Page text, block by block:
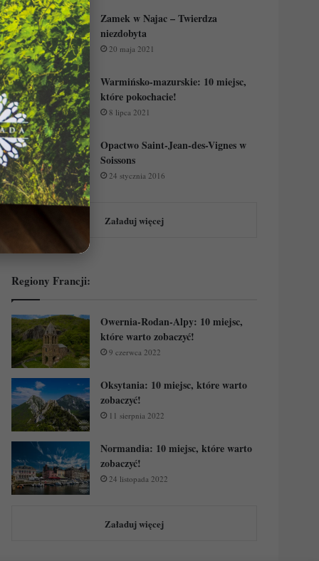
Zamek w Najac – Twierdza
niezdobyta
20 maja 2021
Warmińsko-mazurskie: 10 miejsc,
które pokochacie!
8 lipca 2021
Opactwo Saint-Jean-des-Vignes w
Soissons
24 stycznia 2016
Załaduj więcej
Regiony Francji:
Owernia-Rodan-Alpy: 10 miejsc,
które warto zobaczyć!
9 czerwca 2022
Oksytania: 10 miejsc, które warto
zobaczyć!
11 sierpnia 2022
Normandia: 10 miejsc, które warto
zobaczyć!
24 listopada 2022
Załaduj więcej